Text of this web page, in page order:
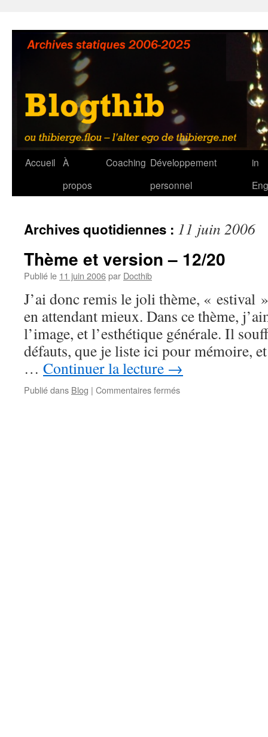
contenu
Accueil À
propos
Coaching Développement
personnel
in
Archives quotidiennes : 11 juin 2006
Thème et version – 12/20
Publié le 11 juin 2006par Docthib
J’ai donc remis le joli thème, « estival
en attendant mieux. Dans ce thème,
l’image, et l’esthétique générale. Il
défauts, que je liste ici pour mémoire,
… Continuer la lecture →
Publié dans Blog | Commentaires ferméssur